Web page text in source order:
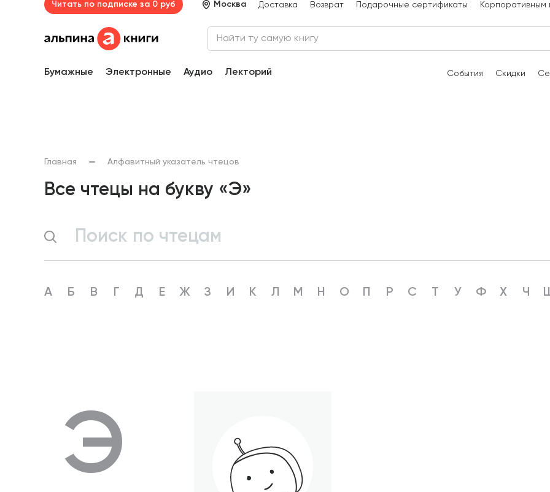
Читать по подписке за 0 руб Москва Доставка Возврат Подарочные сертификаты Корпоративным
Бумажные Электронные Аудио Лекторий События Скидки
Главная Алфавитный указатель чтецов
Все чтецы на букву «Э»
А Б В Г Д Е Ж З И К Л М Н О П Р С Т У Ф Х Ч
Э